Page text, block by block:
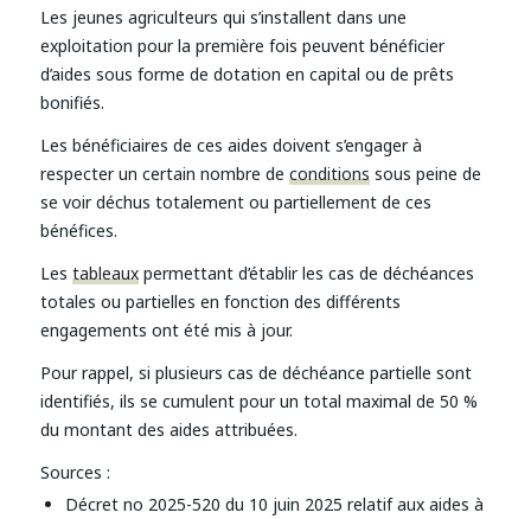
Les jeunes agriculteurs qui s’installent dans une
exploitation pour la première fois peuvent bénéficier
d’aides sous forme de dotation en capital ou de prêts
bonifiés.
Les bénéficiaires de ces aides doivent s’engager à
respecter un certain nombre de conditionssous peine de
se voir déchus totalement ou partiellement de ces
bénéfices.
Les tableauxpermettant d’établir les cas de déchéances
totales ou partielles en fonction des différents
engagements ont été mis à jour.
Pour rappel, si plusieurs cas de déchéance partielle sont
identifiés, ils se cumulent pour un total maximal de 50 %
du montant des aides attribuées.
Sources :
Décret no 2025-520 du 10 juin 2025 relatif aux aides à